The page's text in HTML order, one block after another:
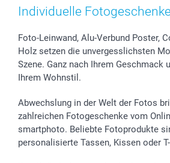
Zubehör & Material
Sticker & Etiketten
Geschenk-Gutscheine (PDF)
AGB
Presse
Partnerprogramme
Investor Relations
Widerrufsrecht
Muttertag
Kommunion & Konfirmation
Hochzeit
Geburtstag
Zu allen Anlässen
Preise und Versandkosten
48h Lieferung
Zahlungsmöglichkeiten
Anmelden /Registrieren
Status der Bestellung
smartfriends
smartgarantie
smartbonus
Individuelle Fotogeschenke
Foto-Leinwand, Alu-Verbund Poster,
Holz setzen die unvergesslichsten
Szene. Ganz nach Ihrem Geschmack
Ihrem Wohnstil.
Abwechslung in der Welt der Fotos
zahlreichen Fotogeschenke vom
smartphoto. Beliebte Fotoprodukte
personalisierte Tassen, Kissen oder